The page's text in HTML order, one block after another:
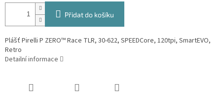
Přidat do košíku
Plášť Pirelli P ZERO™ Race TLR, 30-622, SPEEDCore, 120tpi, SmartEVO,
Retro
Detailní informace